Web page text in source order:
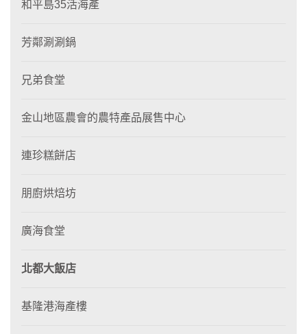
和平島35活海產
芳鄰涮涮鍋
兄弟食堂
金山地區農會的農特產品展售中心
連珍糕餅店
朋廚烘焙坊
廣海食堂
北都大飯店
基隆港海產樓